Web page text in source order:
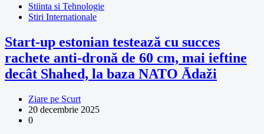
Stiinta si Tehnologie
Stiri Internationale
Start-up estonian testează cu succes
rachete anti-dronă de 60 cm, mai ieftine
decât Shahed, la baza NATO Ādaži
Ziare pe Scurt
20 decembrie 2025
0